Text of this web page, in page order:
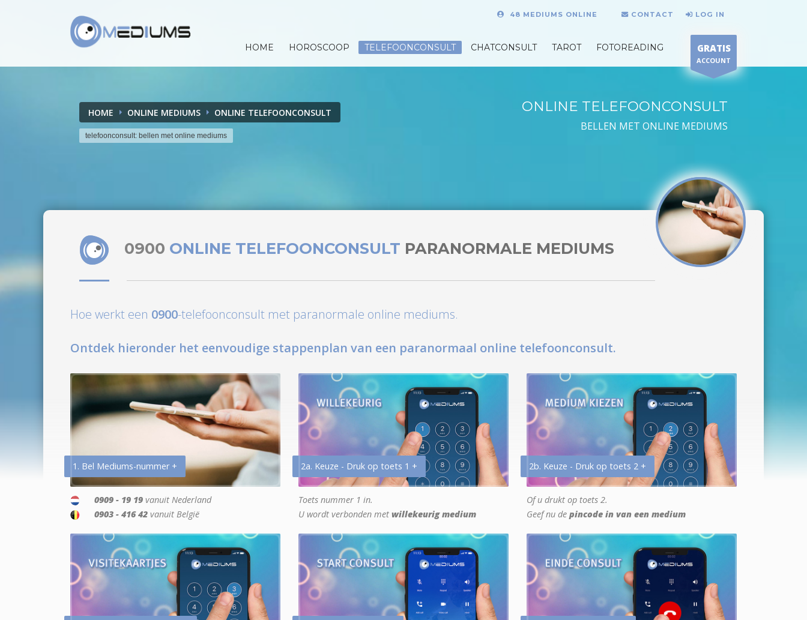
48 MEDIUMS ONLINE CONTACT LOG IN
HOME HOROSCOOP TELEFOONCONSULT CHATCONSULT TAROT FOTOREADING GRATIS
ACCOUNT
HOME ONLINE MEDIUMS ONLINE TELEFOONCONSULT
telefoonconsult: bellen met online mediums
ONLINE TELEFOONCONSULT
BELLEN MET ONLINE MEDIUMS
0900 ONLINE TELEFOONCONSULT PARANORMALE MEDIUMS
Hoe werkt een 0900-telefoonconsult met paranormale online mediums.
Ontdek hieronder het eenvoudige stappenplan van een paranormaal online telefoonconsult.
1. Bel Mediums-nummer +
0909 - 19 19 vanuit Nederland
0903 - 416 42 vanuit België
2a. Keuze - Druk op toets 1 +
Toets nummer 1 in.
U wordt verbonden met willekeurig medium
2b. Keuze - Druk op toets 2 +
Of u drukt op toets 2.
Geef nu de pincode in van een medium